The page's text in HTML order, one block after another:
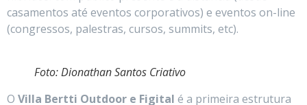
casamentos até eventos corporativos) e eventos on-line
(congressos, palestras, cursos, summits, etc).
Foto: Dionathan Santos Criativo
O Villa Bertti Outdoor e Figital é a primeira estrutura